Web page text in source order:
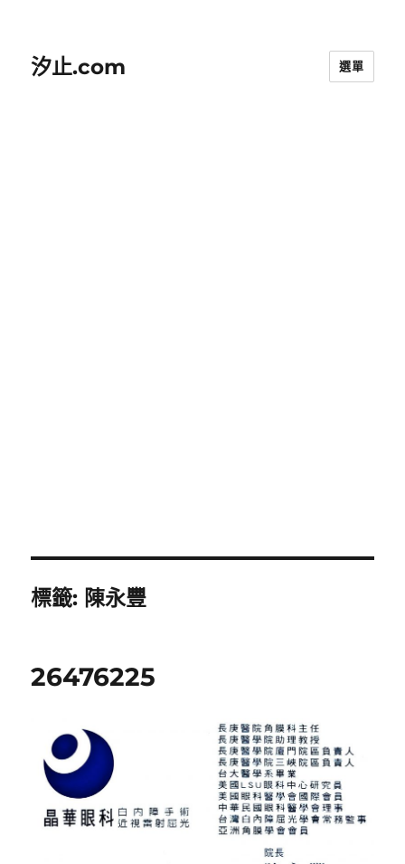
汐止.com 選單
標籤: 陳永豐
26476225